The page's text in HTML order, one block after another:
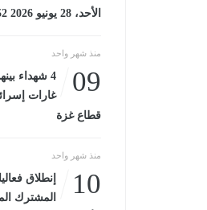
الأحد، 28 يونيو 2026 01:52 مـ
منذ شهر واحد
09
غارات
قطاع غزة
منذ شهر واحد
10
إنطلاق
المشترك